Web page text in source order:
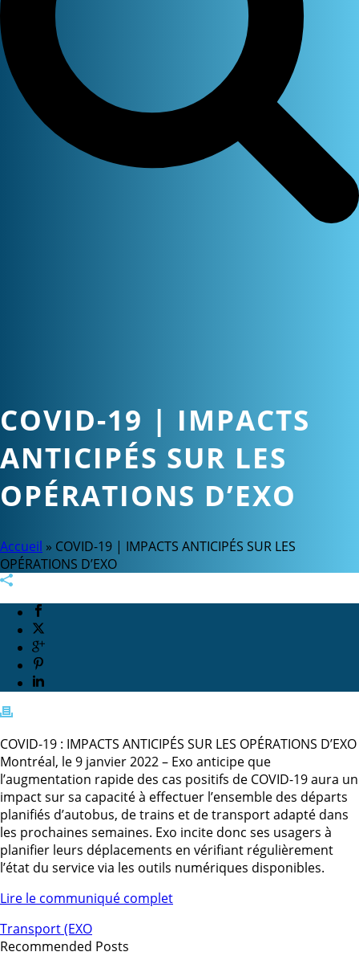
COVID-19 | IMPACTS
ANTICIPÉS SUR LES
OPÉRATIONS D’EXO
Accueil » COVID-19 | IMPACTS ANTICIPÉS SUR LES
OPÉRATIONS D’EXO
COVID-19 : IMPACTS ANTICIPÉS SUR LES OPÉRATIONS D’EXO
Montréal, le 9 janvier 2022 – Exo anticipe que
l’augmentation rapide des cas positifs de COVID-19 aura un
impact sur sa capacité à effectuer l’ensemble des départs
planifiés d’autobus, de trains et de transport adapté dans
les prochaines semaines. Exo incite donc ses usagers à
planifier leurs déplacements en vérifiant régulièrement
l’état du service via les outils numériques disponibles.
Lire le communiqué complet
Transport (EXO
Recommended Posts